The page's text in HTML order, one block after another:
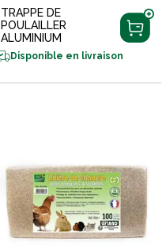
TRAPPE DE
POULAILLER
ALUMINIUM
Disponible en livraison